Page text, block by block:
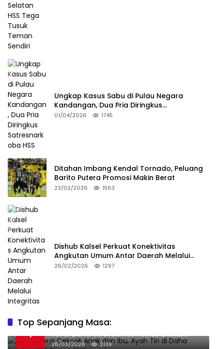
Ungkap Kasus Sabu di Pulau Negara
Kandangan, Dua Pria Diringkus
Satresnarkoba HSS
01/04/2026 1745
Ditahan Imbang Kendal Tornado, Peluang
Barito Putera Promosi Makin Berat
23/02/2026 1563
Dishub Kalsel Perkuat Konektivitas
Angkutan Umum Antar Daerah Melalui
Integritas
26/02/2026 1297
Top Sepanjang Masa:
1
Niat Melerai Cekcok Anak dan Ibu, Ayah
Tiri di Daha Selatan HSS Tewas Ditikam
26/03/2026 2139